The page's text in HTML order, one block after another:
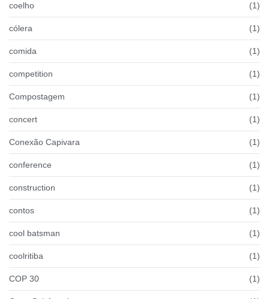
coelho (1)
cólera (1)
comida (1)
competition (1)
Compostagem (1)
concert (1)
Conexão Capivara (1)
conference (1)
construction (1)
contos (1)
cool batsman (1)
coolritiba (1)
COP 30 (1)